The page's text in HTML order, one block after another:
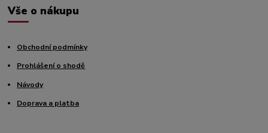
Vše o nákupu
Obchodní podmínky
Prohlášení o shodě
Návody
Doprava a platba